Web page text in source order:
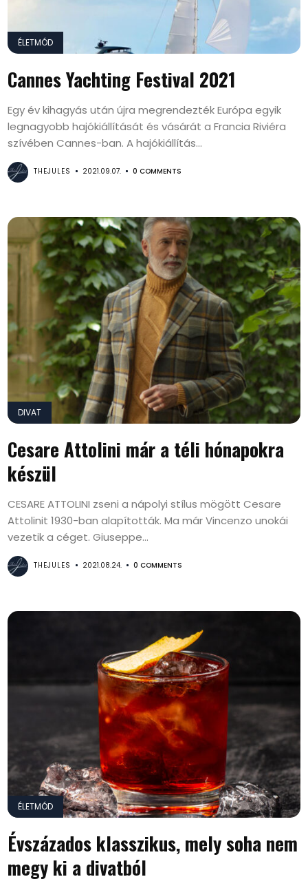
ÉLETMÓD
Cannes Yachting Festival 2021
Egy év kihagyás után újra megrendezték Európa egyik
legnagyobb hajókiállítását és vásárát a Francia Riviéra
szívében Cannes-ban. A hajókiállítás...
THEJULES 2021.09.07. 0 COMMENTS
DIVAT
Cesare Attolini már a téli hónapokra
készül
CESARE ATTOLINI zseni a nápolyi stílus mögött Cesare
Attolinit 1930-ban alapították. Ma már Vincenzo unokái
vezetik a céget. Giuseppe...
THEJULES 2021.08.24. 0 COMMENTS
ÉLETMÓD
Évszázados klasszikus, mely soha nem
megy ki a divatból